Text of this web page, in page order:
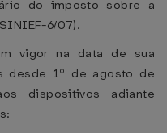
do imposto sobre a
6/07).
vigor na data de sua
desde 1º de agosto de
dispositivos adiante